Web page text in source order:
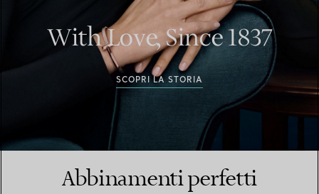
With Love, Since 1837
SCOPRI LA STORIA
Abbinamenti perfetti